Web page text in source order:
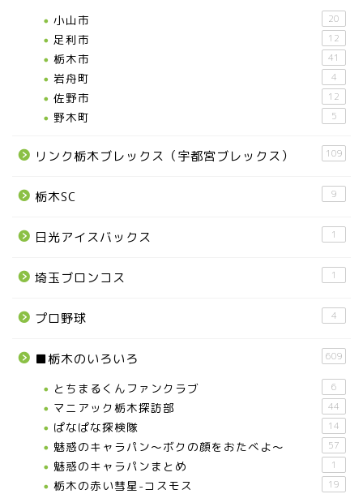
小山市 20
足利市 12
栃木市 41
岩舟町 4
佐野市 12
野木町 5
リンク栃木ブレックス（宇都宮ブレックス） 109
栃木SC 9
日光アイスバックス 1
埼玉ブロンコス 1
プロ野球 4
■栃木のいろいろ 609
とちまるくんファンクラブ 6
マニアック栃木探訪部 44
ぱなぱな探検隊 14
魅惑のキャラパン～ボクの顔をおたべよ～ 57
魅惑のキャラパンまとめ 1
栃木の赤い彗星-コスモス 19
宇都宮の震災後の様子